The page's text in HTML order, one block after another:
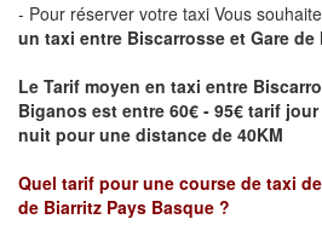
- Pour réserver votre taxi Vous
un taxi entre Biscarrosse et Gare
Le Tarif moyen en taxi entre
Biganos est entre 60€ - 95€ tarif
nuit pour une distance de 40KM
Quel tarif pour une course de taxi de
de Biarritz Pays Basque ?